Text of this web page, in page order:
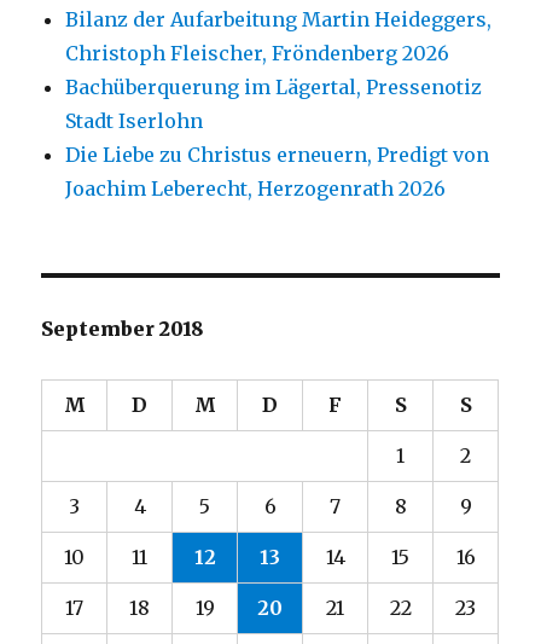
Bilanz der Aufarbeitung Martin Heideggers,
Christoph Fleischer, Fröndenberg 2026
Bachüberquerung im Lägertal, Pressenotiz
Stadt Iserlohn
Die Liebe zu Christus erneuern, Predigt von
Joachim Leberecht, Herzogenrath 2026
September 2018
M D M D F S S
1 2
3 4 5 6 7 8 9
10 11 12 13 14 15 16
17 18 19 20 21 22 23